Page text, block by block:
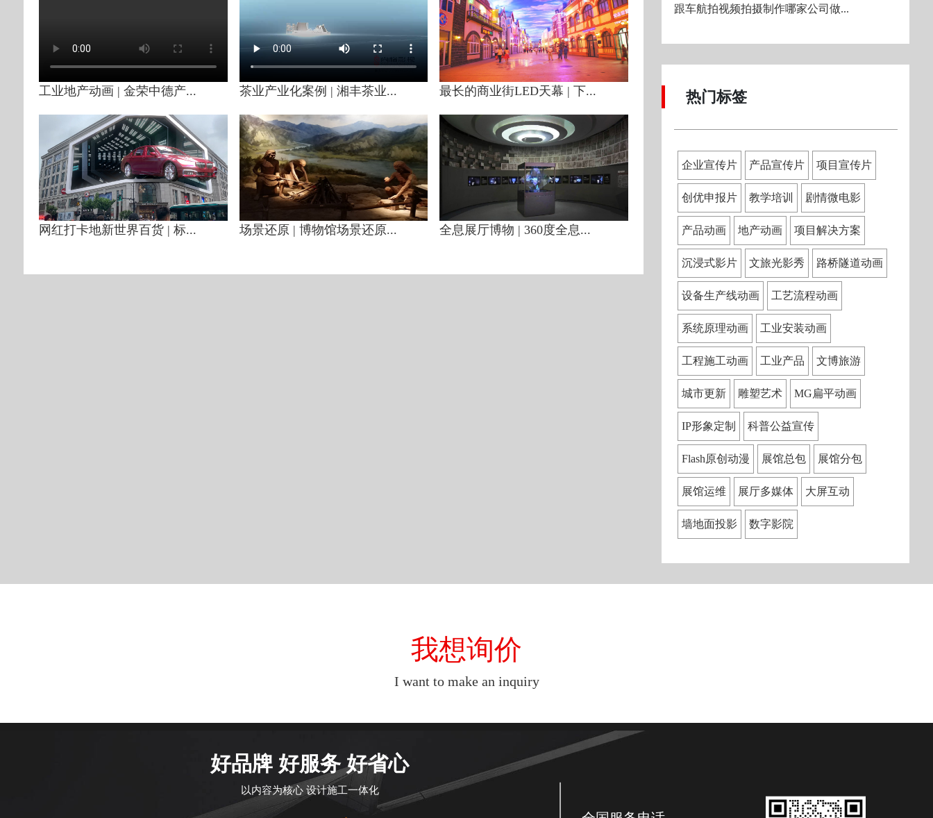
工业地产动画 | 金荣中德产... 茶业产业化案例 | 湘丰茶业... 最长的商业街LED天幕 | 下...
网红打卡地新世界百货 | 标... 场景还原 | 博物馆场景还原... 全息展厅博物 | 360度全息...
跟车航拍视频拍摄制作哪家公司做...
热门标签
企业宣传片 产品宣传片 项目宣传片
创优申报片 教学培训 剧情微电影
产品动画 地产动画 项目解决方案
沉浸式影片 文旅光影秀 路桥隧道动画
设备生产线动画 工艺流程动画
系统原理动画 工业安装动画
工程施工动画 工业产品 文博旅游
城市更新 雕塑艺术 MG扁平动画
IP形象定制 科普公益宣传
Flash原创动漫 展馆总包 展馆分包
展馆运维 展厅多媒体 大屏互动
墙地面投影 数字影院
我想询价
I want to make an inquiry
好品牌 好服务 好省心
以内容为核心 设计施工一体化